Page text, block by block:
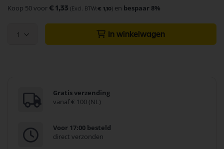
Koop 50 voor € 1,33 € 1,10 en bespaar 8%
1 In winkelwagen
Gratis verzending
vanaf € 100 (NL)
Voor 17:00 besteld
direct verzonden